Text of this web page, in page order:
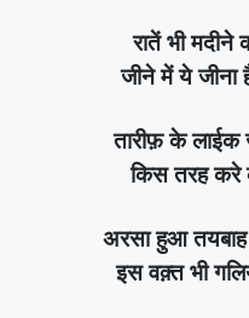
रातें भी मदीने
जीने में ये जीना
तारीफ़ के लाईक
किस तरह करे
अरसा हुआ
इस वक़्त भी